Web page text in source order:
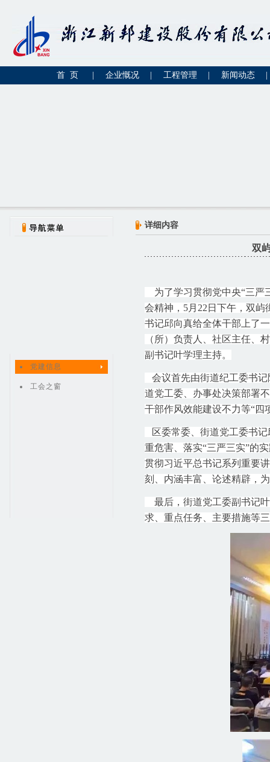
首 页 企业慨况 工程管理 新闻动态
党建信息
工会之窗
详细内容
双
为了学习贯彻党中央“三严
会精神，5月22日下午，双
书记邱向真给全体干部上了
（所）负责人、社区主任、
副书记叶学理主持。
会议首先由街道纪工委书
道党工委、办事处决策部署
干部作风效能建设不力等“四
区委常委、街道党工委书
重危害、落实“三严三实”的
贯彻习近平总书记系列重要
刻、内涵丰富、论述精辟，
最后，街道党工委副书记
求、重点任务、主要措施等